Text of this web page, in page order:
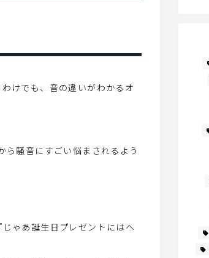
けでも、音の違いがわかるオ
騒音にすごい悩まされるよう
ゃあ誕生日プレゼントにはヘ